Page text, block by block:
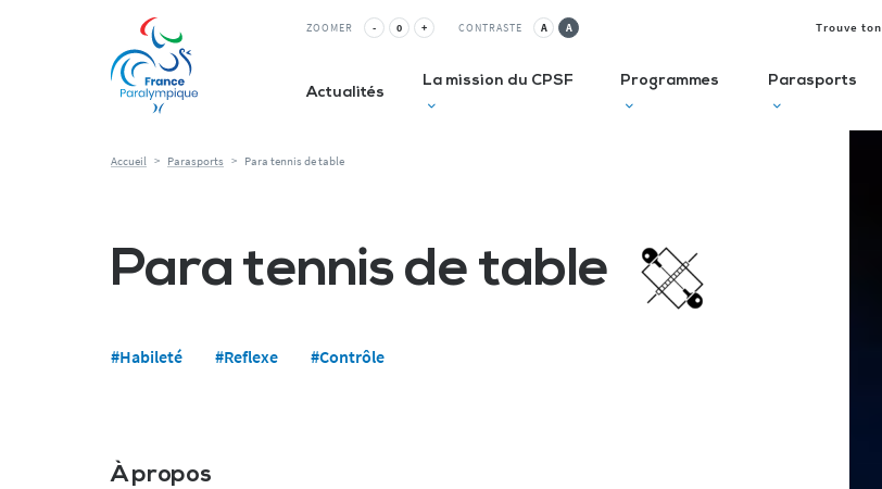
ZOOMER - 0 + CONTRASTE A A Trouve
Actualités
La mission du CPSF Programmes
La Relève
ESMS&CLUBS
Trouve Ton Parasport
Solutions de financement
Parasports
Accueil > Parasports > Para tennis de table
Para tennis de table
#Habileté #Reflexe #Contrôle
À propos